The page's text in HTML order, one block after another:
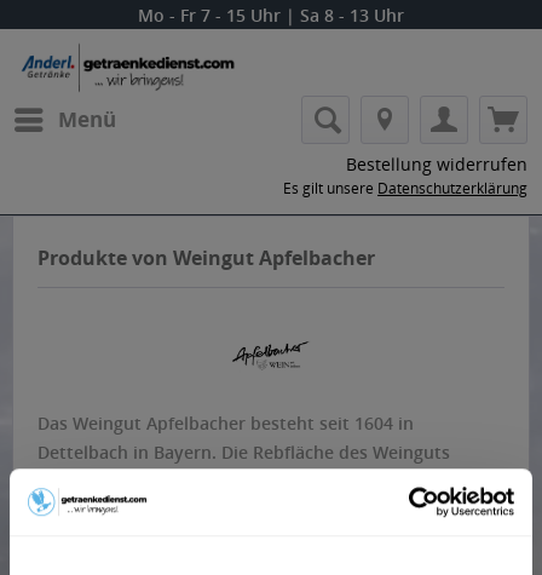
Mo - Fr 7 - 15 Uhr | Sa 8 - 13 Uhr
Menü
Bestellung widerrufen
Es gilt unsere Datenschutzerklärung
Produkte von Weingut Apfelbacher
Das Weingut Apfelbacher besteht seit 1604 in
Dettelbach in Bayern. Die Rebfläche des Weinguts
beträgt insgesamt rund um Franken ca. 1200 Hektar,
wobei lediglich 15 Hektar Land in Dettelbach selbst